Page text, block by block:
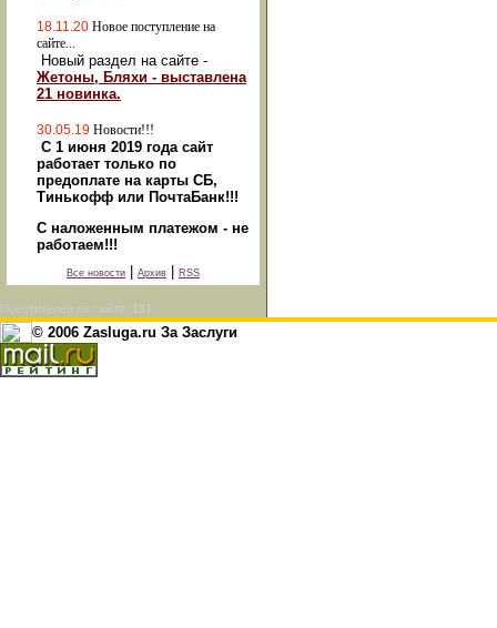
18.11.20 Новое поступление на
сайте...
Новый раздел на сайте -
Жетоны, Бляхи - выставлена
21 новинка.
30.05.19 Новости!!!
С 1 июня 2019 года сайт
работает только по
предоплате на карты СБ,
Тинькофф или ПочтаБанк!!!
С наложенным платежом - не
работаем!!!
Все новости Архив RSS
Посетителей на сайте: 131
© 2006 Zasluga.ru За Заслуги